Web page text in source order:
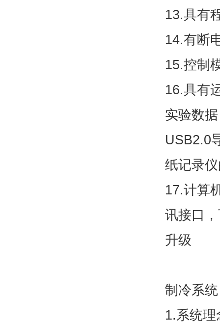
13.具有
14.有断
15.控制
16.具有
实验数
USB2.0
纸记录
17.计算
讯接口
升级
制冷系统
1.系统